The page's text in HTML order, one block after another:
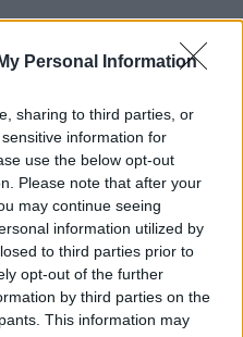
Personal Information
sharing to third parties, or
information for
use the below opt-out
Please note that after your
may continue seeing
information utilized by
to third parties prior to
opt-out of the further
by third parties on the
This information may
μου εδώ κάτω. Γέλασα
κόντρας.